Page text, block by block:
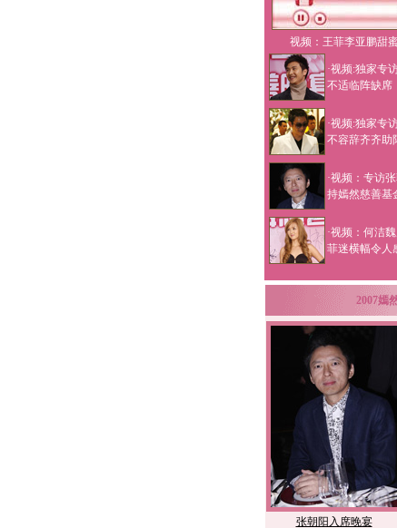
视频：王菲李亚鹏甜
·视频:独家专
不适临阵缺席
·视频:独家专
不容辞齐齐助
·视频：专访
持嫣然慈善基
·视频：何洁
菲迷横幅令人
2007嫣
张朝阳入席晚宴